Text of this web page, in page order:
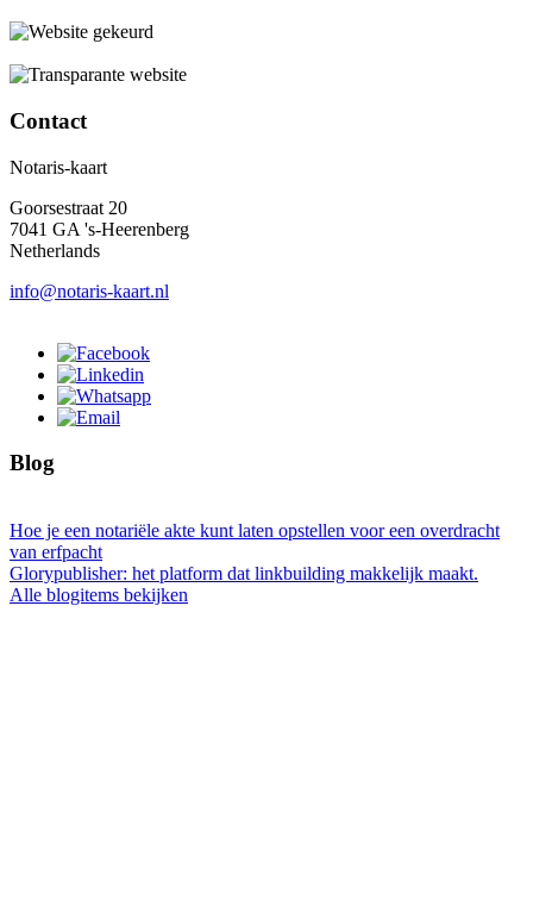
Contact
Notaris-kaart
Goorsestraat 20
7041 GA 's-Heerenberg
Netherlands
info@notaris-kaart.nl
Blog
Hoe je een notariële akte kunt laten opstellen voor een overdracht
van erfpacht
Glorypublisher: het platform dat linkbuilding makkelijk maakt.
Alle blogitems bekijken